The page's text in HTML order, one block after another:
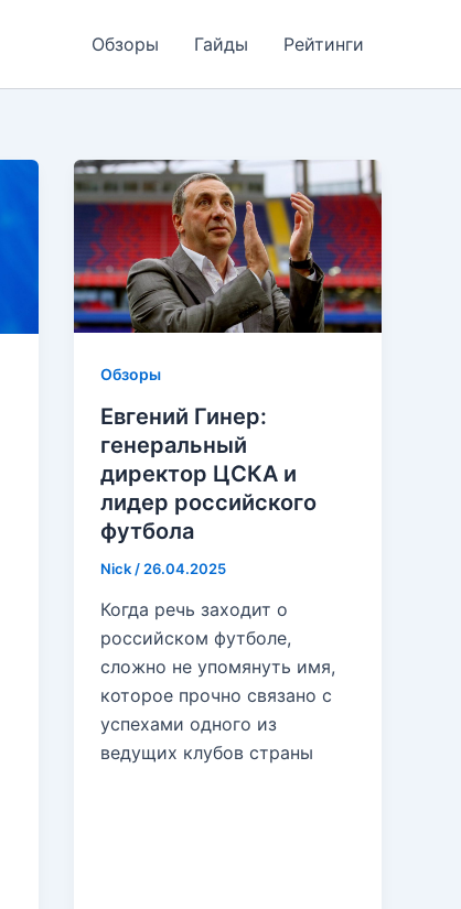
Обзоры Гайды Рейтинги
Обзоры
Евгений Гинер:
генеральный
директор ЦСКА и
лидер российского
футбола
Nick / 26.04.2025
Когда речь заходит о
российском футболе,
сложно не упомянуть имя,
которое прочно связано с
успехами одного из
ведущих клубов страны